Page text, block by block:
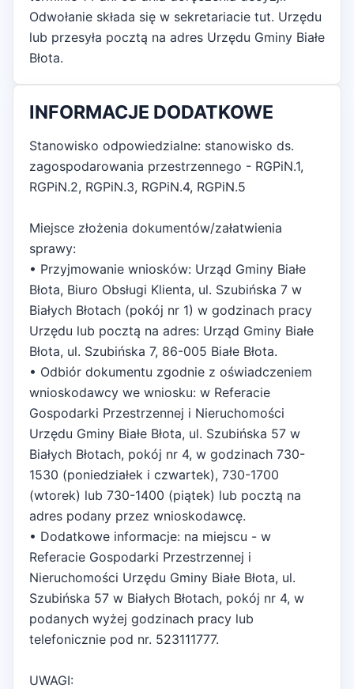
Odwołanie składa się w sekretariacie tut. Urzędu
lub przesyła pocztą na adres Urzędu Gminy Białe
Błota.
INFORMACJE DODATKOWE
Stanowisko odpowiedzialne: stanowisko ds.
zagospodarowania przestrzennego - RGPiN.1,
RGPiN.2, RGPiN.3, RGPiN.4, RGPiN.5
Miejsce złożenia dokumentów/załatwienia
sprawy:
• Przyjmowanie wniosków: Urząd Gminy Białe
Błota, Biuro Obsługi Klienta, ul. Szubińska 7 w
Białych Błotach (pokój nr 1) w godzinach pracy
Urzędu lub pocztą na adres: Urząd Gminy Białe
Błota, ul. Szubińska 7, 86-005 Białe Błota.
• Odbiór dokumentu zgodnie z oświadczeniem
wnioskodawcy we wniosku: w Referacie
Gospodarki Przestrzennej i Nieruchomości
Urzędu Gminy Białe Błota, ul. Szubińska 57 w
Białych Błotach, pokój nr 4, w godzinach 730-
1530 (poniedziałek i czwartek), 730-1700
(wtorek) lub 730-1400 (piątek) lub pocztą na
adres podany przez wnioskodawcę.
• Dodatkowe informacje: na miejscu - w
Referacie Gospodarki Przestrzennej i
Nieruchomości Urzędu Gminy Białe Błota, ul.
Szubińska 57 w Białych Błotach, pokój nr 4, w
podanych wyżej godzinach pracy lub
telefonicznie pod nr. 523111777.
UWAGI: